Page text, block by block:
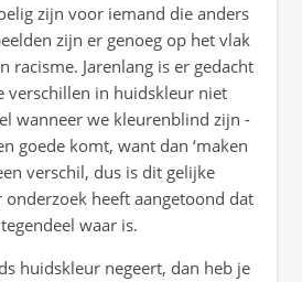
zijn voor iemand die anders
zijn er genoeg op het vlak
racisme. Jarenlang is er gedacht
verschillen in huidskleur niet
wanneer we kleurenblind zijn -
goede komt, want dan ‘maken
verschil, dus is dit gelijke
onderzoek heeft aangetoond dat
waar is.
huidskleur negeert, dan heb je